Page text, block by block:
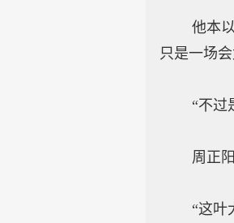
他本以为
只是一场
“不过是
周正阳嘴
“这叶大